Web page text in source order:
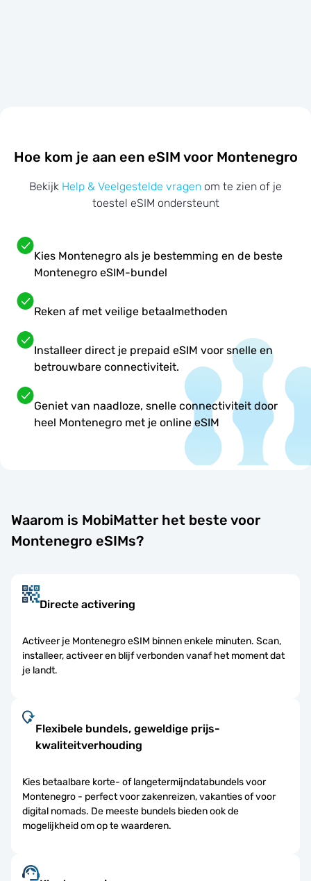
Hoe kom je aan een eSIM voor Montenegro
Bekijk Help & Veelgestelde vragen om te zien of je
toestel eSIM ondersteunt
Kies Montenegro als je bestemming en de beste
Montenegro eSIM-bundel
Reken af met veilige betaalmethoden
Installeer direct je prepaid eSIM voor snelle en
betrouwbare connectiviteit.
Geniet van naadloze, snelle connectiviteit door
heel Montenegro met je online eSIM
Waarom is MobiMatter het beste voor
Montenegro eSIMs?
Directe activering
Activeer je Montenegro eSIM binnen enkele minuten. Scan,
installeer, activeer en blijf verbonden vanaf het moment dat
je landt.
Flexibele bundels, geweldige prijs-
kwaliteitverhouding
Kies betaalbare korte- of langetermijndatabundels voor
Montenegro - perfect voor zakenreizen, vakanties of voor
digital nomads. De meeste bundels bieden ook de
mogelijkheid om op te waarderen.